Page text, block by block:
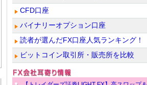
CFD口座
バイナリーオプション口座
読者が選んだFX口座人気ランキング！
ビットコイン取引所・販売所を比較